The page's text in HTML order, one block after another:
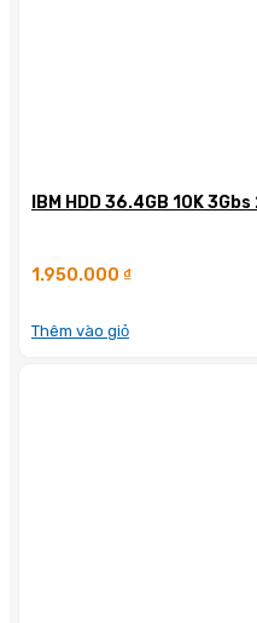
IBM HDD 36.4GB 10K
1.950.000 ₫
Thêm vào giỏ